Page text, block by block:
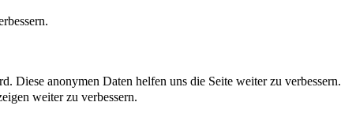
anonymen Daten helfen uns die Seite weiter zu verbessern.
weiter zu verbessern.